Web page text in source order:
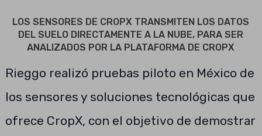
LOS SENSORES DE CROPX TRANSMITEN LOS DATOS
DEL SUELO DIRECTAMENTE A LA NUBE, PARA SER
ANALIZADOS POR LA PLATAFORMA DE CROPX
Rieggo realizó pruebas piloto en México de
los sensores y soluciones tecnológicas que
ofrece CropX, con el objetivo de demostrar